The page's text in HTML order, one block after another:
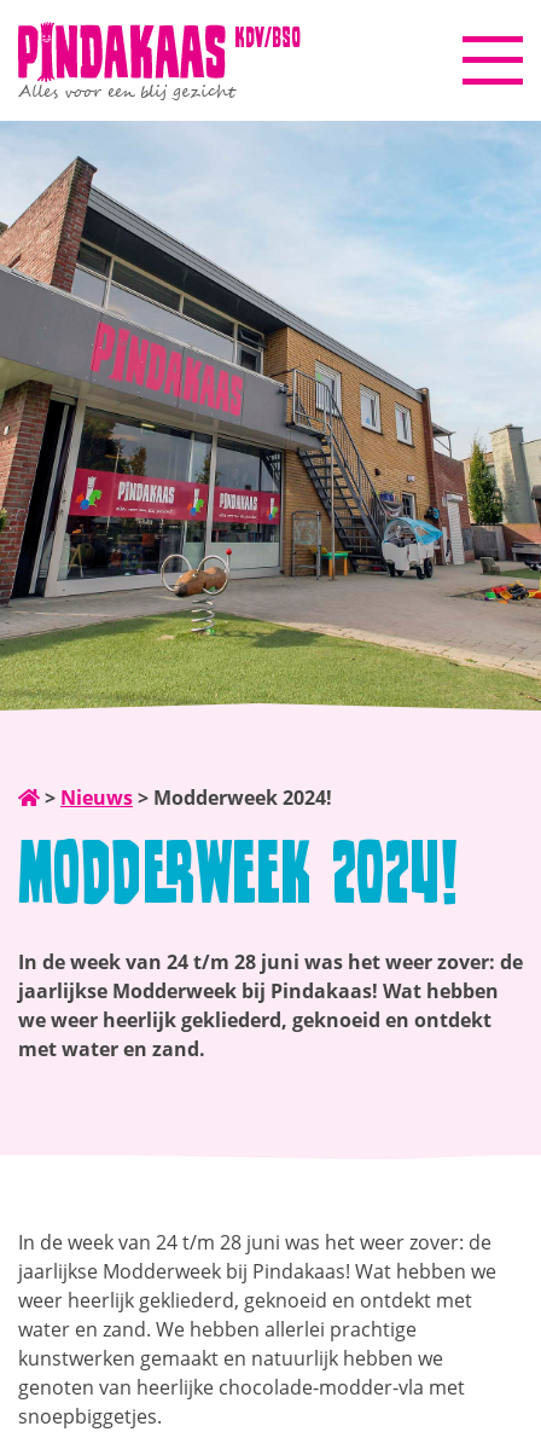
kdv/bso
Alles voor een blij gezicht
Pindakaasreis
Informatie
Beleid & kwaliteit
Gezinscoach
Nieuws
> Nieuws> Modderweek 2024!
Modderweek 2024!
In de week van 24 t/m 28 juni was het weer zover: de
jaarlijkse Modderweek bij Pindakaas! Wat hebben
we weer heerlijk gekliederd, geknoeid en ontdekt
met water en zand.
In de week van 24 t/m 28 juni was het weer zover: de
jaarlijkse Modderweek bij Pindakaas! Wat hebben we
weer heerlijk gekliederd, geknoeid en ontdekt met
water en zand. We hebben allerlei prachtige
kunstwerken gemaakt en natuurlijk hebben we
genoten van heerlijke chocolade-modder-vla met
snoepbiggetjes.